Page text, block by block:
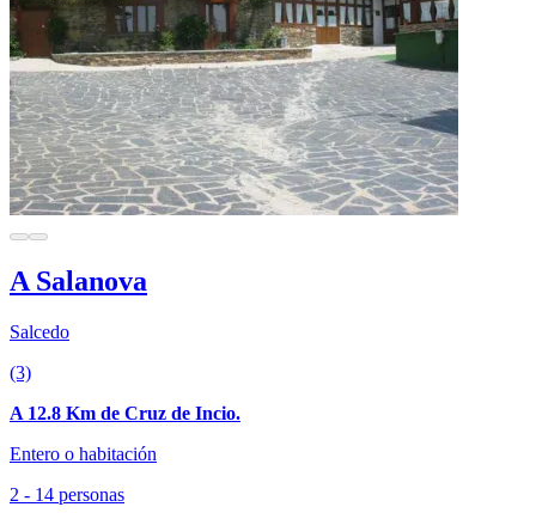
A Salanova
Salcedo
(3)
A 12.8 Km de Cruz de Incio.
Entero o habitación
2 - 14 personas